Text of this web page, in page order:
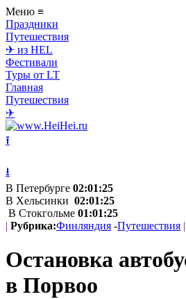
Меню ≡
Праздники
Путешествия
✈ из HEL
Фестивали
Туры от LT
Главная
Путешествия
✈
⭱
⭳
В Петербурге 02:01:25
В Хельсинки 02:01:25
В Стокгольме 01:01:25
| Рубрика:Финляндия -Путешествия |
Остановка
в Порвоо